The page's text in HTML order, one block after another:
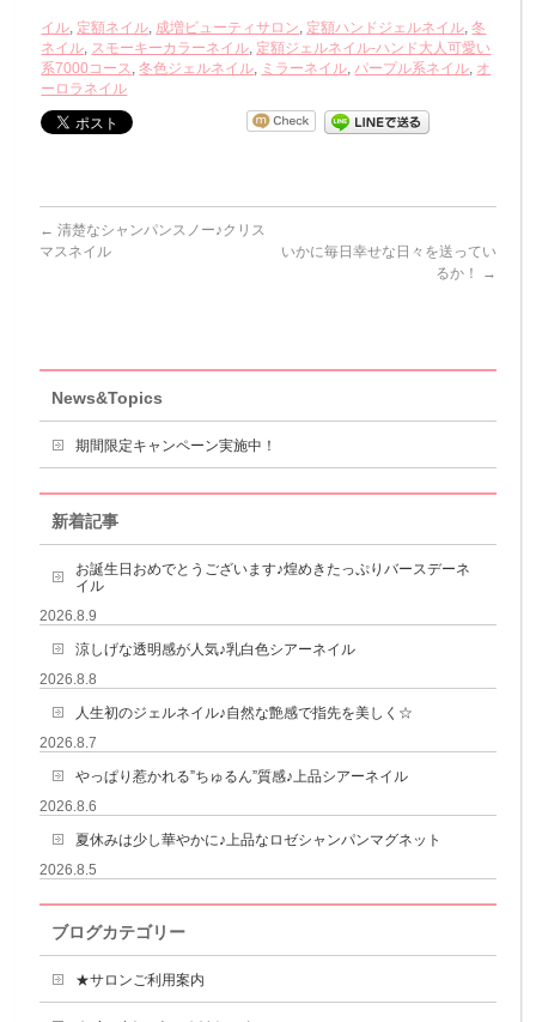
イル, 定額ネイル, 成増ビューティサロン, 定額ハンドジェルネイル,冬
ネイル, スモーキーカラーネイル, 定額ジェルネイル-ハンド大人可愛い
系7000コース,冬色ジェルネイル, ミラーネイル,パープル系ネイル, オ
ーロラネイル
← 清楚なシャンパンスノー♪クリス
マスネイル
いかに毎日幸せな日々を送ってい
るか！
→
News&Topics
期間限定キャンペーン実施中！
新着記事
お誕生日おめでとうございます♪煌めきたっぷりバースデーネ
イル
2026.8.9
涼しげな透明感が人気♪乳白色シアーネイル
2026.8.8
人生初のジェルネイル♪自然な艶感で指先を美しく☆
2026.8.7
やっぱり惹かれる”ちゅるん”質感♪上品シアーネイル
2026.8.6
夏休みは少し華やかに♪上品なロゼシャンパンマグネット
2026.8.5
ブログカテゴリー
★サロンご利用案内